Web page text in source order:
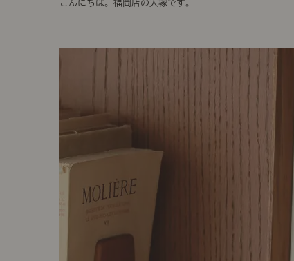
こんにちは。福岡店の大塚です。